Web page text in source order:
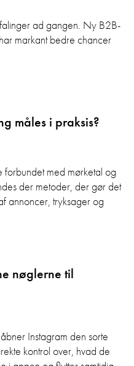
ad gangen. Ny B2B-
markant bedre chancer
måles i praksis?
forbundet med mørketal og
der metoder, der gør det
annoncer, tryksager og
nøglerne til
Instagram den sorte
kontrol over, hvad de